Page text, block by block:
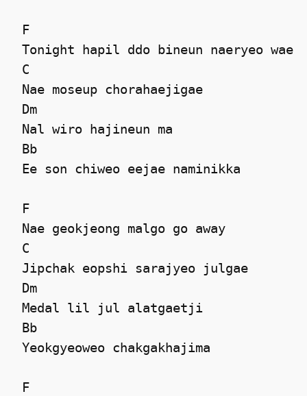
F
Tonight hapil ddo bineun naeryeo wae
C
Nae moseup chorahaejigae
Dm
Nal wiro hajineun ma
Bb
Ee son chiweo eejae naminikka
F
Nae geokjeong malgo go away
C
Jipchak eopshi sarajyeo julgae
Dm
Medal lil jul alatgaetji
Bb
Yeokgyeoweo chakgakhajima
F